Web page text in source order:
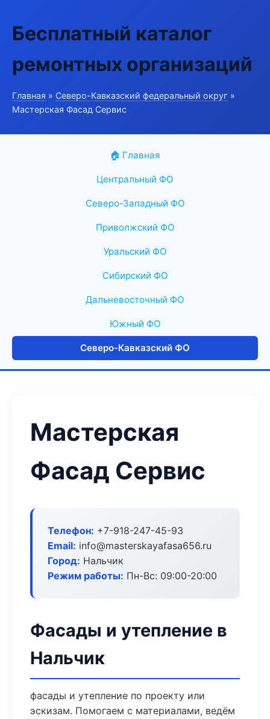
Бесплатный каталог
ремонтных организаций
Главная » Северо-Кавказский федеральный округ »
Мастерская Фасад Сервис
🏠 Главная
Центральный ФО
Северо-Западный ФО
Приволжский ФО
Уральский ФО
Сибирский ФО
Дальневосточный ФО
Южный ФО
Северо-Кавказский ФО
Мастерская
Фасад Сервис
Телефон: +7-918-247-45-93
Email: info@masterskayafasa656.ru
Город: Нальчик
Режим работы: Пн-Вс: 09:00-20:00
Фасады и утепление в
Нальчик
фасады и утепление по проекту или
эскизам. Помогаем с материалами, ведём